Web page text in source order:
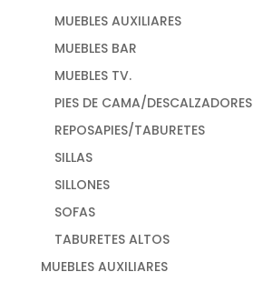
MUEBLES AUXILIARES
MUEBLES BAR
MUEBLES TV.
PIES DE CAMA/DESCALZADORES
REPOSAPIES/TABURETES
SILLAS
SILLONES
SOFAS
TABURETES ALTOS
MUEBLES AUXILIARES